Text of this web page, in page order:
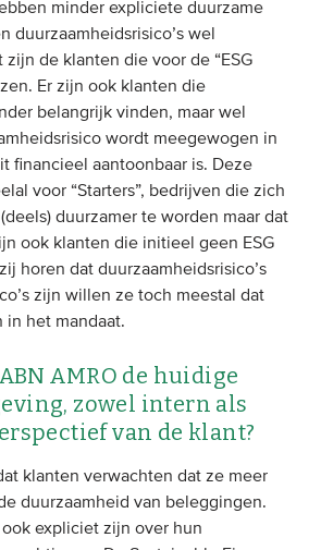
minder expliciete duurzame
duurzaamheidsrisico’s wel
zijn de klanten die voor de “ESG
Er zijn ook klanten die
belangrijk vinden, maar wel
wordt meegewogen in
financieel aantoonbaar is. Deze
voor “Starters”, bedrijven die zich
duurzamer te worden maar dat
ook klanten die initieel geen ESG
horen dat duurzaamheidsrisico’s
zijn willen ze toch meestal dat
het mandaat.
AMRO de huidige
zowel intern als
van de klant?
klanten verwachten dat ze meer
duurzaamheid van beleggingen.
ook expliciet zijn over hun